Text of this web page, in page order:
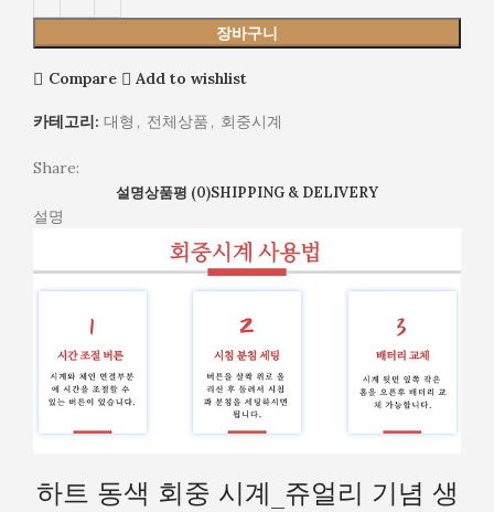
장바구니
Compare Add to wishlist
카테고리: 대형 , 전체상품 , 회중시계
Share:
설명상품평 (0)SHIPPING & DELIVERY
설명
하트 동색 회중 시계_쥬얼리 기념 생